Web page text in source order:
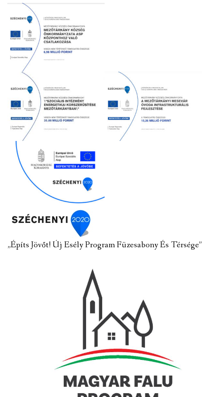
„Építs Jövőt! Új Esély Program Füzesabony És Térsége”